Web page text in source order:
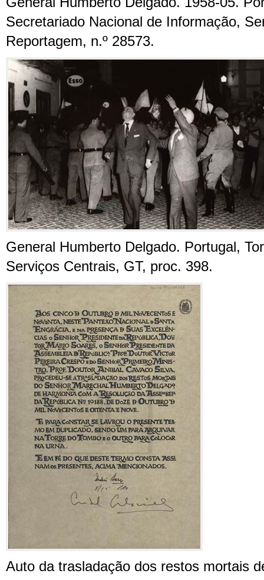
Secretariado Nacional de Informação,
Reportagem, n.º 28573.
General Humberto Delgado. Portugal,
Serviços Centrais, GT, proc. 398.
Auto da trasladação dos restos mortais